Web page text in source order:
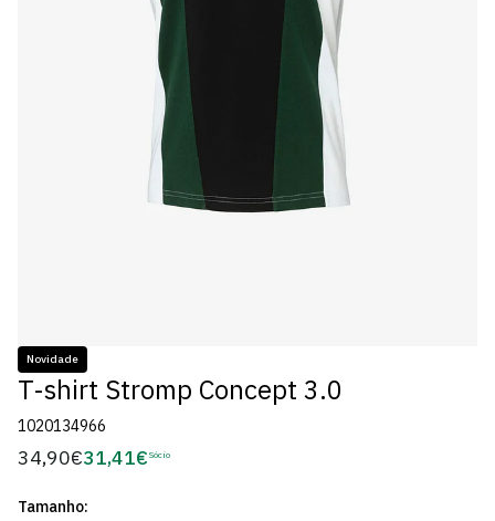
Novidade
T-shirt Stromp Concept 3.0
1020134966
Preço
34,90€Preço
Sócio
31,41€ Sócio
Tamanho: